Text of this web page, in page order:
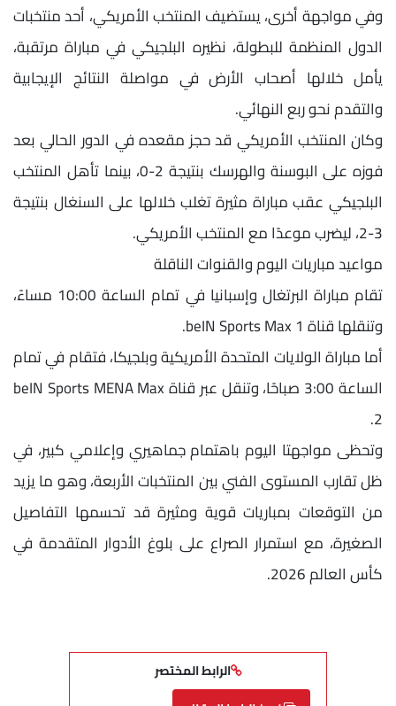
وفي مواجهة أخرى، يستضيف المنتخب الأمريكي، أحد منتخبات
الدول المنظمة للبطولة، نظيره البلجيكي في مباراة مرتقبة،
يأمل خلالها أصحاب الأرض في مواصلة النتائج الإيجابية
والتقدم نحو ربع النهائي.
وكان المنتخب الأمريكي قد حجز مقعده في الدور الحالي بعد
فوزه على البوسنة والهرسك بنتيجة 2-0، بينما تأهل المنتخب
البلجيكي عقب مباراة مثيرة تغلب خلالها على السنغال بنتيجة
3-2، ليضرب موعدًا مع المنتخب الأمريكي.
مواعيد مباريات اليوم والقنوات الناقلة
تقام مباراة البرتغال وإسبانيا في تمام الساعة 10:00 مساءً،
وتنقلها قناة beIN Sports Max 1.
أما مباراة الولايات المتحدة الأمريكية وبلجيكا، فتقام في تمام
الساعة 3:00 صباحًا، وتنقل عبر قناة beIN Sports MENA Max
2.
وتحظى مواجهتا اليوم باهتمام جماهيري وإعلامي كبير، في
ظل تقارب المستوى الفني بين المنتخبات الأربعة، وهو ما يزيد
من التوقعات بمباريات قوية ومثيرة قد تحسمها التفاصيل
الصغيرة، مع استمرار الصراع على بلوغ الأدوار المتقدمة في
كأس العالم 2026.
الرابط المختصر